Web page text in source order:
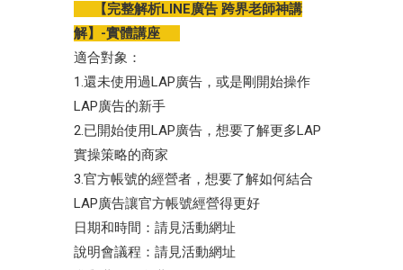
【完整解析LINE廣告 跨界老師神講
解】-實體講座
適合對象：
1.還未使用過LAP廣告，或是剛開始操作
LAP廣告的新手
2.已開始使用LAP廣告，想要了解更多LAP
實操策略的商家
3.官方帳號的經營者，想要了解如何結合
LAP廣告讓官方帳號經營得更好
日期和時間：請見活動網址
說明會議程：請見活動網址